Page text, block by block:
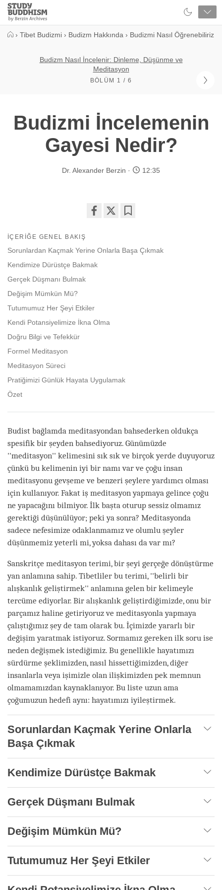
Close
Study
Buddhism
› Tibet Budizmi › Budizm Hakkında › Budizmi Nasıl Öğrenebiliriz
Budizm Nasıl İncelenir: Dinleme, Düşünme ve
Meditasyon
BÖLÜM 1 / 6
Budizmi İncelemenin
Gayesi Nedir?
Dr. Alexander Berzin 12:35
facebook
İÇERIĞE GENEL BAKIŞ
Sorunlardan Kaçmak Yerine Onlarla Başa Çıkmak
Kendimize Dürüstçe Bakmak
Gerçek Düşmanı Bulmak
Değişim Mümkün Mü?
Tutumumuz Her Şeyi Etkiler
Kendi Potansiyelimize İkna Olma
Doğru Bilgi ve Tefekkür
Formel Meditasyon
Meditasyon Süreci
Pratiğimizi Günlük Hayata Uygulamak
Özet
Budist bağlamda meditasyondan bahsederken oldukça
spesifik bir şeyden bahsediyoruz. Günümüzde
''meditasyon'' kelimesini sık sık ve birçok yerde duyuyoruz
çünkü bu kelimenin iyi bir namı var ve çoğu insan
meditasyonu gevşeme ve benzeri şeylere yardımcı olması
için kullanıyor. Fakat iş meditasyon yapmaya gelince çoğu
ne yapacağını bilmiyor. İlk başta oturup sessiz olmamız
gerektiği düşünülüyor; peki ya sonra? Meditasyonda
sadece nefesimize odaklanmamız ve olumlu şeyler
düşünmemiz yeterli mi, yoksa dahası da var mı?
Sanskritçe meditasyon terimi, bir şeyi gerçeğe dönüştürme
yan anlamına sahip. Tibetliler bu terimi, ''belirli bir
alışkanlık geliştirmek'' anlamına gelen bir kelimeyle
tercüme ediyorlar. Bir alışkanlık geliştirdiğimizde, onu bir
parçamız haline getiriyoruz ve meditasyonla yapmaya
çalıştığımız şey de tam olarak bu. İçimizde yararlı bir
değişim yaratmak istiyoruz. Sormamız gereken ilk soru ise
neden değişmek istediğimiz. Bu genellikle hayatımızı
sürdürme şeklimizden, nasıl hissettiğimizden, diğer
insanlarla veya işimizle olan ilişkimizden pek memnun
olmamamızdan kaynaklanıyor. Bu liste uzun ama
çoğumuzun hedefi aynı: hayatımızı iyileştirmek.
Sorunlardan Kaçmak Yerine Onlarla
Başa Çıkmak
Kendimize Dürüstçe Bakmak
Gerçek Düşmanı Bulmak
Değişim Mümkün Mü?
Tutumumuz Her Şeyi Etkiler